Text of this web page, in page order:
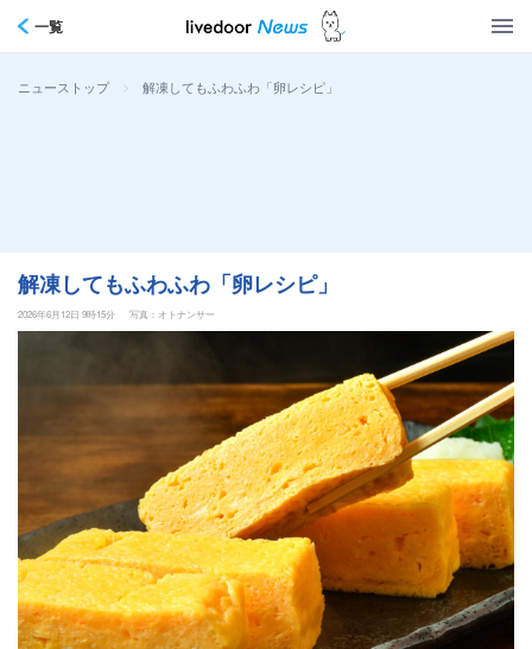
一覧
ニューストップ > 解凍してもふわふわ「卵レシピ」
解凍してもふわふわ「卵レシピ」
2026年6月12日 9時15分 写真：オトナンサー